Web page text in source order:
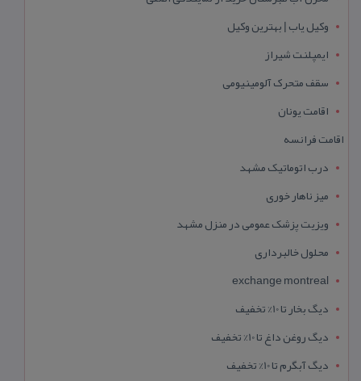
وکیل یاب | بهترین وکیل
ایمپلنت شیراز
سقف متحرک آلومینیومی
اقامت یونان
اقامت فرانسه
درب اتوماتیک مشهد
میز ناهار خوری
ویزیت پزشک عمومی در منزل مشهد
محلول خالبرداری
exchange montreal
دیگ بخار تا 10% تخفیف
دیگ روغن داغ تا 10% تخفیف
دیگ آبگرم تا 10% تخفیف